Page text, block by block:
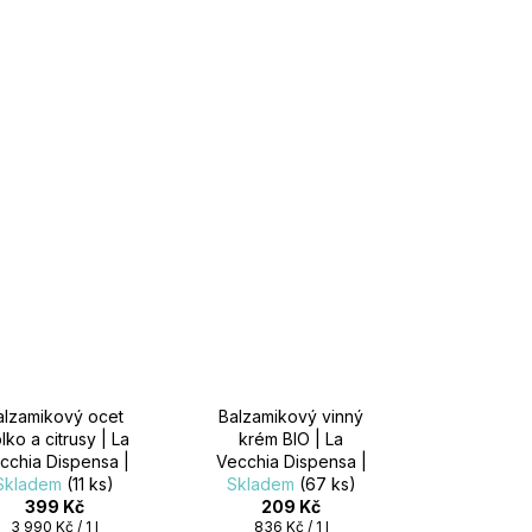
ocet
a citrusy | La
Dispensa |
100ml(11 ks)
399 Kč
Měrná
3 990 Kč / 1 l
Balzamikový vinný
krém BIO | La
Vecchia Dispensa |
250ml
Skladem (67 ks)
209 Kč
Měrná
836 Kč / 1 l